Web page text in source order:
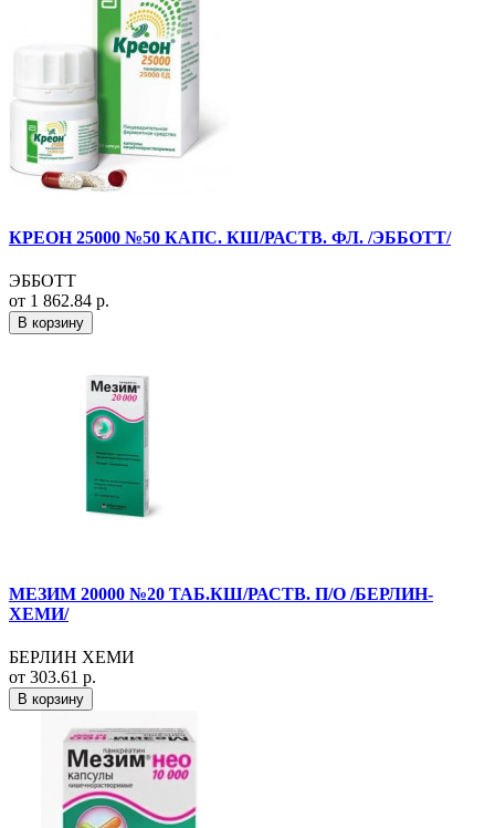
КРЕОН 25000 №50 КАПС. КШ/РАСТВ. ФЛ. /ЭББОТТ/
ЭББОТТ
от 1 862.84 р.
В корзину
МЕЗИМ 20000 №20 ТАБ.КШ/РАСТВ. П/О /БЕРЛИН-
ХЕМИ/
БЕРЛИН ХЕМИ
от 303.61 р.
В корзину